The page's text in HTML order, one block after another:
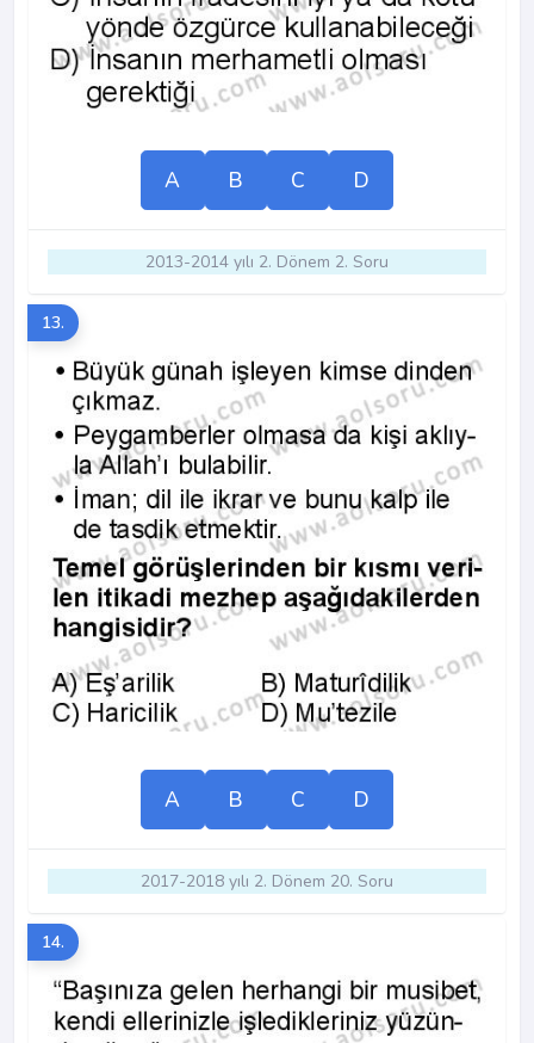
A B C D
2013-2014 yılı 2. Dönem 2. Soru
13.
A B C D
2017-2018 yılı 2. Dönem 20. Soru
14.